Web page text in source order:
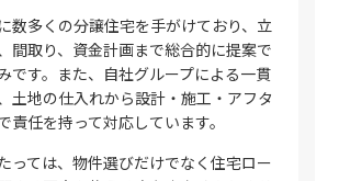
数多くの分譲住宅を手がけており、立
間取り、資金計画まで総合的に提案で
です。また、自社グループによる一貫
土地の仕入れから設計・施工・アフタ
責任を持って対応しています。
っては、物件選びだけでなく住宅ロー